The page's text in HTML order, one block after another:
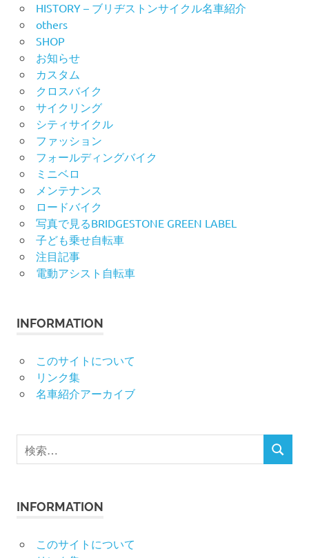
ョ
ン
HISTORY – ブリヂストンサイクル名車紹介
others
SHOP
お知らせ
カスタム
クロスバイク
サイクリング
シティサイクル
ファッション
フォールディングバイク
ミニベロ
メンテナンス
ロードバイク
写真で見るBRIDGESTONE GREEN LABEL
子ども乗せ自転車
注目記事
電動アシスト自転車
INFORMATION
このサイトについて
リンク集
名車紹介アーカイブ
検
索
検
INFORMATION
このサイトについて